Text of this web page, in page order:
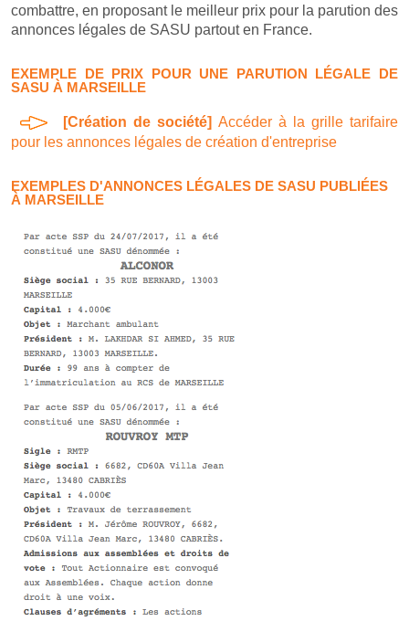
combattre, en proposant le meilleur prix pour la parution des
annonces légales de SASU partout en France.
EXEMPLE DE PRIX POUR UNE PARUTION LÉGALE DE
SASU À MARSEILLE
[Création de société] Accéder à la grille tarifaire
pour les annonces légales de création d'entreprise
EXEMPLES D'ANNONCES LÉGALES DE SASU PUBLIÉES
À MARSEILLE